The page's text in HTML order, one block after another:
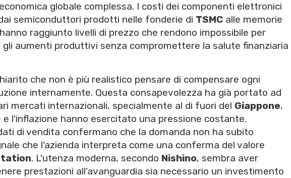
globale complessa. I costi dei componenti elettronici
semiconduttori prodotti nelle fonderie di TSMC alle memorie
raggiunto livelli di prezzo che rendono impossibile per
aumenti produttivi senza compromettere la salute finanziaria
che non è più realistico pensare di compensare ogni
internamente. Questa consapevolezza ha già portato ad
mercati internazionali, specialmente al di fuori del Giappone,
l'inflazione hanno esercitato una pressione costante.
di vendita confermano che la domanda non ha subito
che l'azienda interpreta come una conferma del valore
. L'utenza moderna, secondo Nishino, sembra aver
prestazioni all'avanguardia sia necessario un investimento